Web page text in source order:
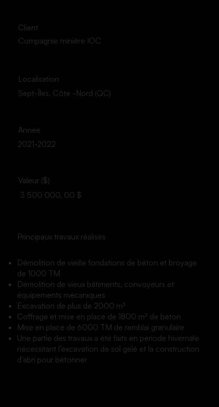
Localisation
Valeur ($)
Client
Année
Principaux travaux réalisés
Sept-Îles, Côte -Nord (QC)
3 500 000, 00 $
Compagnie minière IOC
2021-2022
Démolition de vieille fondations de béton et broyage
de 1000 TM
Démolition de vieux bâtiments, convoyeurs et
équipements mécaniques
Excavation de plus de 2000 m³
Coffrage et mise en place de 1800 m³ de béton
Mise en place de 6000 TM de remblai granulaire
Une partie des travaux a été faits en période hivernale
nécessitant l’excavation de sol gelé et la construction
d’abri pour bétonner